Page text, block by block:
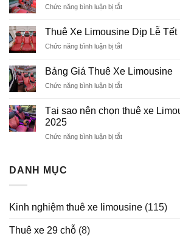
Chức năng bình luận bị tắt
Nghiệm
Thuê
Thuê Xe Limousine Dịp Lễ Tết
Chức năng bình luận bị tắt
Xe
Limousine
Tết
Bảng Giá Thuê Xe Limousine
Chức năng bình luận bị tắt
Giá
Thuê
Tại sao nên chọn thuê xe
2025
Chức năng bình luận bị tắt
Limousine
DANH MỤC
Kinh nghiệm thuê xe limousine (115)
Thuê xe 29 chỗ (8)